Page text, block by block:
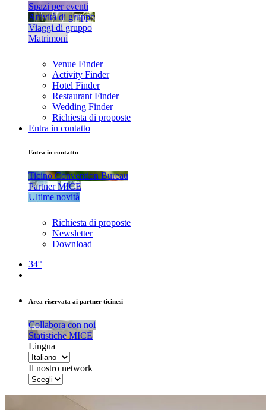
Spazi per eventi
Attività di gruppo
Viaggi di gruppo
Matrimoni
Venue Finder
Activity Finder
Hotel Finder
Restaurant Finder
Wedding Finder
Richiesta di proposte
Entra in contatto
Entra in contatto
Ticino Convention Bureau
Partner MICE
Ultime novità
Richiesta di proposte
Newsletter
Download
34°
Area riservata ai partner ticinesi
Collabora con noi
Statistiche MICE
Lingua
Il nostro network